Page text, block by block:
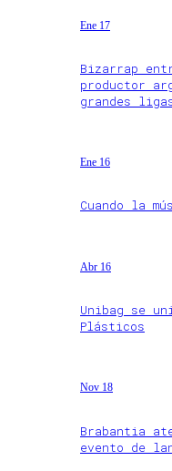
Ene 17
Bizarrap
productor
grandes
Ene 16
Cuando la
Abr 16
Unibag se
Plásticos
Nov 18
Brabantia
evento de